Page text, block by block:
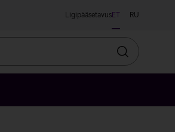
LigipääsetavusET RU
Otsin